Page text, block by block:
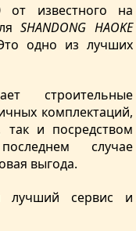
от известного на
SHANDONG HAOKE
одно из лучших
строительные
комплектаций,
так и посредством
случае
выгода.
лучший сервис и